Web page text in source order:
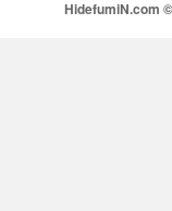
HidefumiN.com